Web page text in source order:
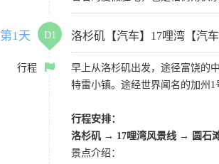
第1天 D1 洛杉矶【汽车】17哩湾【汽
行程
早上从洛杉矶出发，途径富饶的
特雷小镇。途经世界闻名的加州
行程安排：
洛杉矶 → 17哩湾风景线 → 圆石
景点介绍：